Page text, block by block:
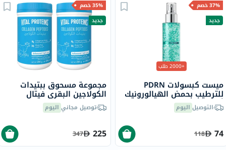
37% خصم
جديد
+2000 طلب
ميست كبسولات PDRN
للترطيب بحمض الهيالورونيك
أنوا - 100 ملالتوصيل اليوم
74
118
35% خصم
جديد
مجموعة مسحوق ببتيدات
الكولاجين البقري فيتال
بروتينز - 2 × 284 جرام
توصيل مجاني اليوم
225
347